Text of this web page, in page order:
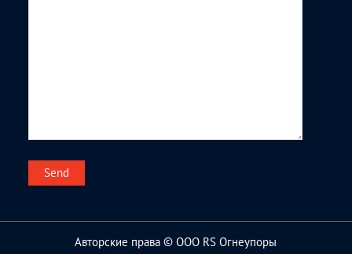
Авторские права © ООО RS Огнеупоры